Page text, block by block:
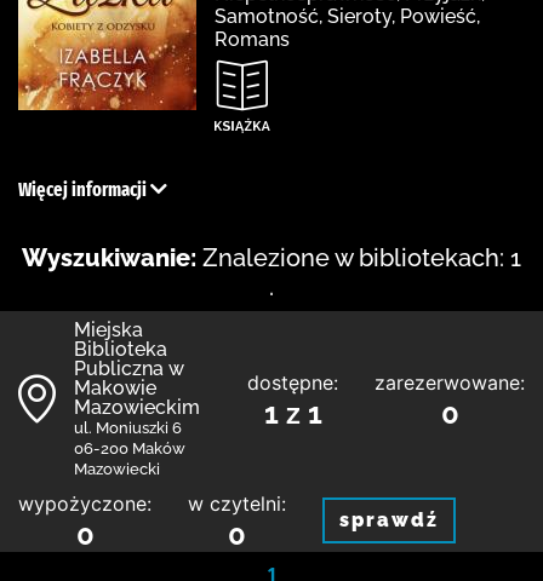
Samotność, Sieroty, Powieść,
Romans
Więcej informacji
Wyszukiwanie: Znalezione w bibliotekach: 1
.
Miejska
Biblioteka
Publiczna w
Makowie
Mazowieckim
ul. Moniuszki 6
06-200 Maków
Mazowiecki
dostępne:
1 z 1
zarezerwowane:
0
wypożyczone:
0
w czytelni:
0 sprawdź
1